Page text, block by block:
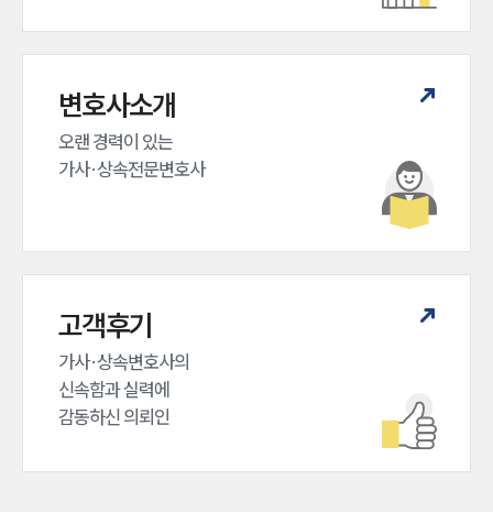
변호사소개
오랜 경력이 있는
가사·상속전문변호사
고객후기
가사·상속변호사의
신속함과 실력에
감동하신 의뢰인